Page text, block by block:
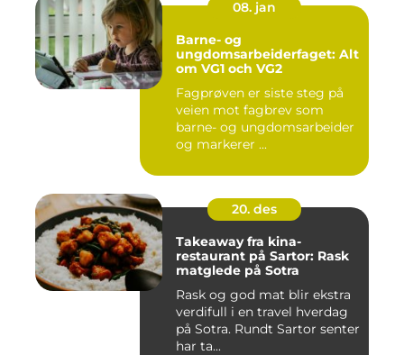
08. jan
Barne- og
ungdomsarbeiderfaget: Alt
om VG1 och VG2
Fagprøven er siste steg på
veien mot fagbrev som
barne- og ungdomsarbeider
og markerer ...
20. des
Takeaway fra kina-
restaurant på Sartor: Rask
matglede på Sotra
Rask og god mat blir ekstra
verdifull i en travel hverdag
på Sotra. Rundt Sartor senter
har ta...